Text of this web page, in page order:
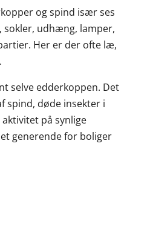
og spind især ses
sokler, udhæng, lamper,
Her er der ofte læ,
selve edderkoppen. Det
spind, døde insekter i
på synlige
generende for boliger